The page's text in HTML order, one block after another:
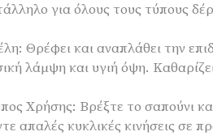
για όλους τους τύπους
Θρέφει και αναπλάθει την
λάμψη και υγιή όψη.
Χρήσης: Βρέξτε το σαπούνι
απαλές κυκλικές κινήσεις σε